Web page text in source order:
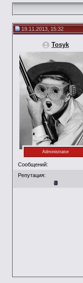
19.11.2013, 15:32
Tosyk
Administrator
Сообщений:
Репутация: